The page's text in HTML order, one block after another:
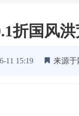
折国风
11 15:19 来源于